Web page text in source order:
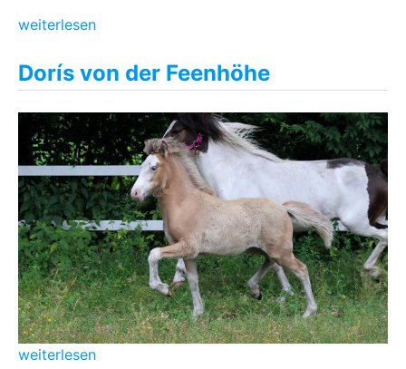
weiterlesen
Dorís von der Feenhöhe
weiterlesen